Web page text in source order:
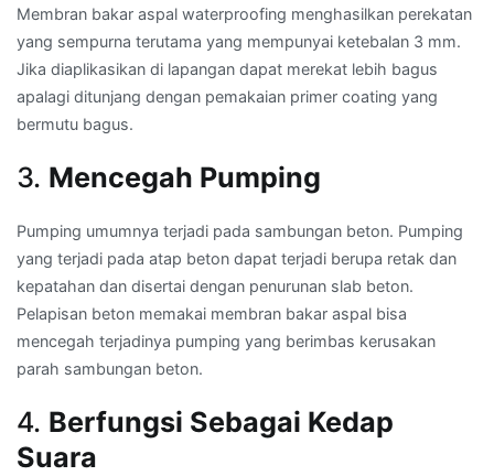
Membran bakar aspal waterproofing menghasilkan perekatan
yang sempurna terutama yang mempunyai ketebalan 3 mm.
Jika diaplikasikan di lapangan dapat merekat lebih bagus
apalagi ditunjang dengan pemakaian primer coating yang
bermutu bagus.
3. Mencegah Pumping
Pumping umumnya terjadi pada sambungan beton. Pumping
yang terjadi pada atap beton dapat terjadi berupa retak dan
kepatahan dan disertai dengan penurunan slab beton.
Pelapisan beton memakai membran bakar aspal bisa
mencegah terjadinya pumping yang berimbas kerusakan
parah sambungan beton.
4. Berfungsi Sebagai Kedap
Suara